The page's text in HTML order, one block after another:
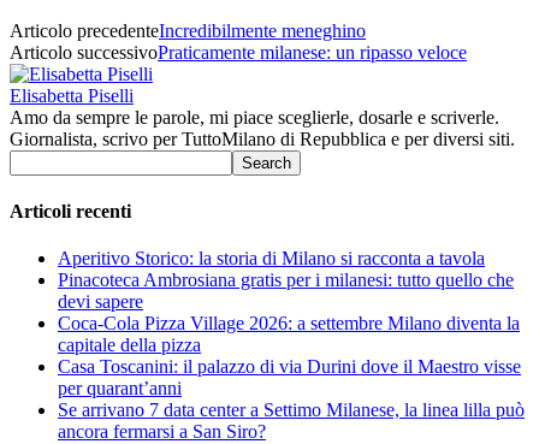
Articolo precedenteIncredibilmente meneghino
Articolo successivoPraticamente milanese: un ripasso veloce
Elisabetta Piselli
Amo da sempre le parole, mi piace sceglierle, dosarle e scriverle.
Giornalista, scrivo per TuttoMilano di Repubblica e per diversi siti.
Articoli recenti
Aperitivo Storico: la storia di Milano si racconta a tavola
Pinacoteca Ambrosiana gratis per i milanesi: tutto quello che
devi sapere
Coca-Cola Pizza Village 2026: a settembre Milano diventa la
capitale della pizza
Casa Toscanini: il palazzo di via Durini dove il Maestro visse
per quarant’anni
Se arrivano 7 data center a Settimo Milanese, la linea lilla può
ancora fermarsi a San Siro?